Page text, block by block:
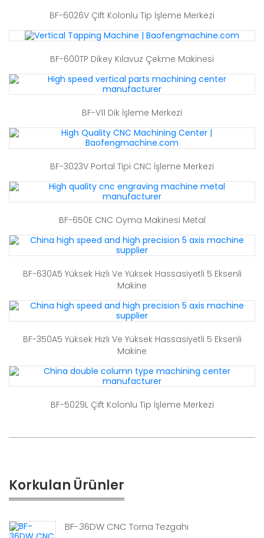
BF-6026V Çift Kolonlu Tip İşleme Merkezi
BF-600TP Dikey Kılavuz Çekme Makinesi
BF-V11 Dik İşleme Merkezi
BF-3023V Portal Tipi CNC İşleme Merkezi
BF-650E CNC Oyma Makinesi Metal
BF-630A5 Yüksek Hızlı Ve Yüksek Hassasiyetli 5 Eksenli
Makine
BF-350A5 Yüksek Hızlı Ve Yüksek Hassasiyetli 5 Eksenli
Makine
BF-5029L Çift Kolonlu Tip İşleme Merkezi
Korkulan Ürünler
BF-36DW CNC Torna Tezgahı